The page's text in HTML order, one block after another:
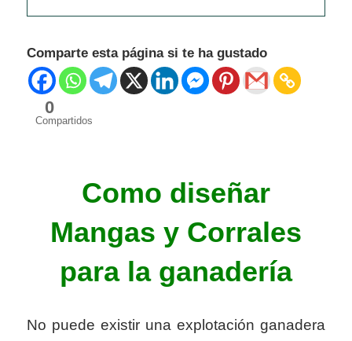
Comparte esta página si te ha gustado
0
Compartidos
Como diseñar
Mangas y Corrales
para la ganadería
No puede existir una explotación ganadera